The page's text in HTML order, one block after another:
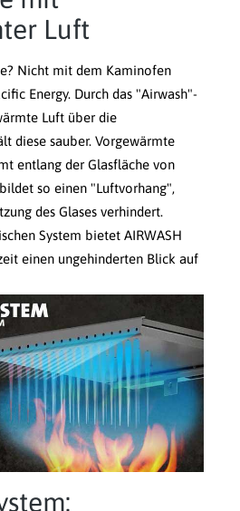
Luft
Nicht mit dem Kaminofen
Energy. Durch das "Airwash"-
Luft über die
diese sauber. Vorgewärmte
entlang der Glasfläche von
so einen "Luftvorhang",
des Glases verhindert.
System bietet AIRWASH
einen ungehinderten Blick auf